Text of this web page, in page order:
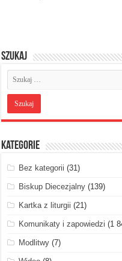
Szukaj
Kategorie
Bez kategorii (31)
Biskup Diecezjalny (139)
Kartka z liturgii (21)
Komunikaty i zapowiedzi (1
Modlitwy (7)